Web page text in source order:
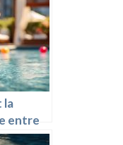
la
entre
et